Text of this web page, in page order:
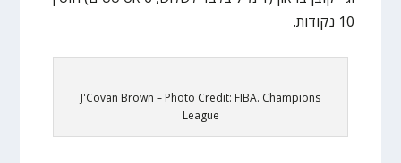
10 נקודות.
J'Covan Brown – Photo Credit: FIBA. Champions
League